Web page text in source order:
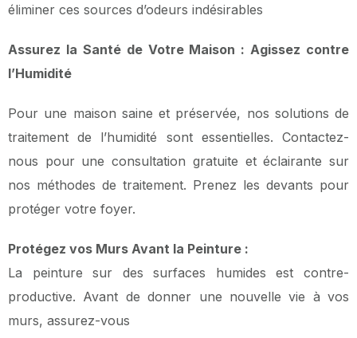
éliminer ces sources d’odeurs indésirables
Assurez la Santé de Votre Maison : Agissez contre
l’Humidité
Pour une maison saine et préservée, nos solutions de
traitement de l’humidité sont essentielles. Contactez-
nous pour une consultation gratuite et éclairante sur
nos méthodes de traitement. Prenez les devants pour
protéger votre foyer.
Protégez vos Murs Avant la Peinture :
La peinture sur des surfaces humides est contre-
productive. Avant de donner une nouvelle vie à vos
murs, assurez-vous